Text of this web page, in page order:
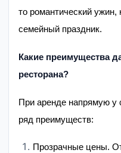
то романтический ужин,
семейный праздник.
Какие преимущества
ресторана?
При аренде напрямую у
ряд преимуществ:
Прозрачные цены.